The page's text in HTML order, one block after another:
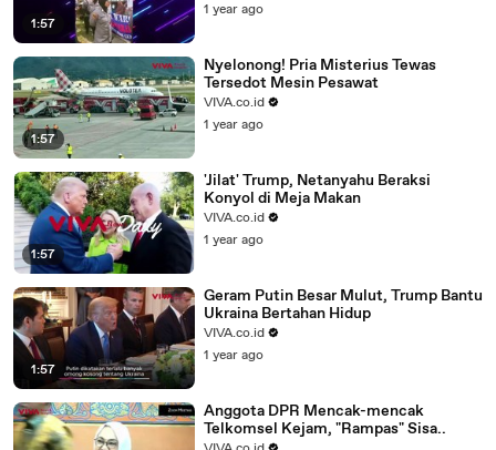
1:57
1 year ago
1:57
Nyelonong! Pria Misterius Tewas
Tersedot Mesin Pesawat
VIVA.co.id
1 year ago
1:57
'Jilat' Trump, Netanyahu Beraksi
Konyol di Meja Makan
VIVA.co.id
1 year ago
1:57
Geram Putin Besar Mulut, Trump Bantu
Ukraina Bertahan Hidup
VIVA.co.id
1 year ago
Anggota DPR Mencak-mencak
Telkomsel Kejam, "Rampas" Sisa..